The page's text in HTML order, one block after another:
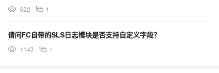
622 1
请问FC自带的SLS日志模块是否支持自定义字段？
1143 1